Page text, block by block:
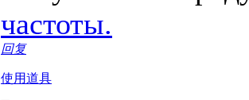
частоты.
回复
使用道具